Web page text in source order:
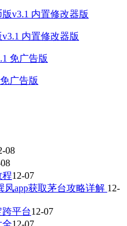
内置修改器版
广告版
08
程12-07
app获取茅台攻略详解 12-
平台12-07